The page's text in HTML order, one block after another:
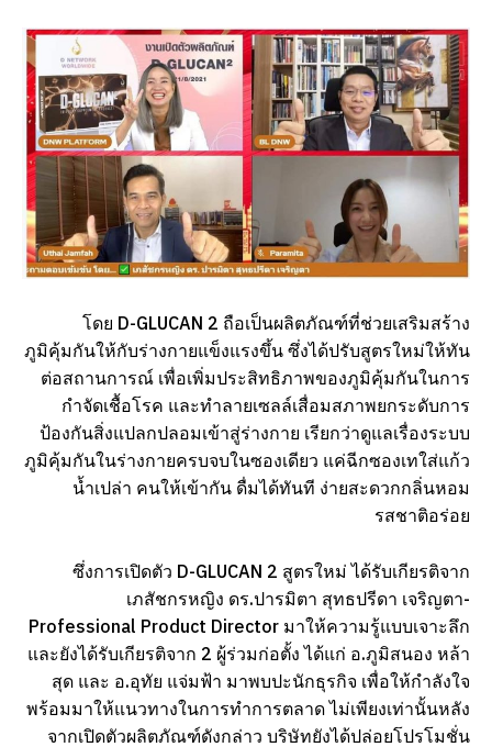
โดย D-GLUCAN 2 ถือเป็นผลิตภัณฑ์ที่ช่วยเสริมสร้าง
ภูมิคุ้มกันให้กับร่างกายแข็งแรงขึ้น ซึ่งได้ปรับสูตรใหม่ให้ทัน
ต่อสถานการณ์ เพื่อเพิ่มประสิทธิภาพของภูมิคุ้มกันในการ
กำจัดเชื้อโรค และทำลายเซลล์เสื่อมสภาพยกระดับการ
ป้องกันสิ่งแปลกปลอมเข้าสู่ร่างกาย เรียกว่าดูแลเรื่องระบบ
ภูมิคุ้มกันในร่างกายครบจบในซองเดียว แค่ฉีกซองเทใส่แก้ว
น้ำเปล่า คนให้เข้ากัน ​ดื่มได้ทันที ง่ายสะดวกกลิ่น​หอม
รสชาติอร่อย
ซึ่งการเปิดตัว D-GLUCAN 2 สูตรใหม่ ได้รับเกียรติจาก
เภสัชกรหญิง ดร.ปารมิตา สุทธปรีดา เจริญตา-
Professional Product Director มาให้ความรู้แบบเจาะลึก
และยังได้รับเกียรติ​จาก 2 ผู้ร่วมก่อตั้ง ได้แก่ อ.ภูมิ​สนอง​ หล้า​
สุด ​และ อ.อุทัย แจ่มฟ้า มาพบปะนักธุรกิจ​ เพื่อให้กำลังใจ
พร้อมมาให้แนวทางในการทำการตลาด ไม่เพียงเท่านั้นหลัง
จากเปิดตัวผลิตภัณฑ์ดังกล่าว บริษัทยังได้ปล่อยโปรโมชั่น